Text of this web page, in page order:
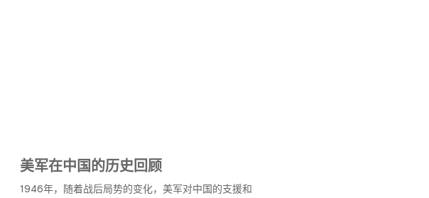
美军在中国的历史回顾
1946年，随着战后局势的变化，美军对中国的支援和